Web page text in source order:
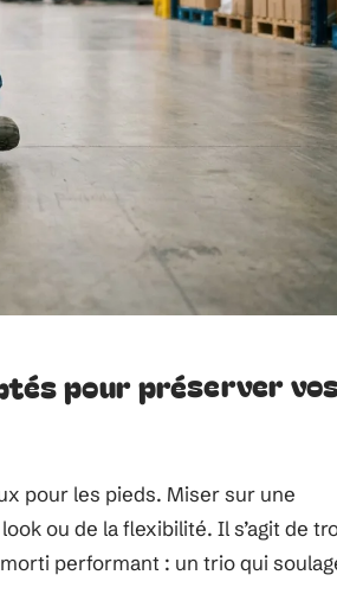
pour préserver
pour les pieds. Miser sur une
ou de la flexibilité. Il s’agit de
performant : un trio qui